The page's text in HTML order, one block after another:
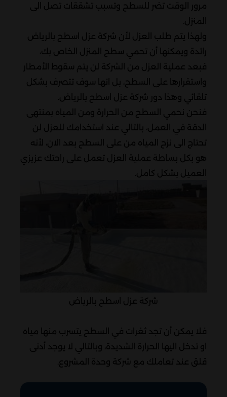
مرور الوقت تضر للسطح وتسبب تشققات تصل الى
المنزل.
ولهذا يتم طلب العزل لأن شركة عزل اسطح بالرياض
رائدة ويمكنها أن تحمي سطح المنزل الخاص بك،
فبعد عملية العزل من الشركة لن يتم سقوط الأمطار
واستقرارها على السطح، بل انها سوف تتصرف بشكل
تلقائي وهذا دور شركة عزل اسطح بالرياض.
فنحن نحمي السطح من الحرارة ومن المياه بمنتهى
الدقة في العمل، بالتالي عند استخدامك للعزل لن
تحتاج الى نزح المياه من على السطح بعد الان، لأنه
هو بكل بساطة عملية العزل تعمل على راحتك عزيزي
العميل بشكل كامل.
شركة عزل اسطح بالرياض
فلا يمكن أن تجد ثغرات في السطح يتسرب منها مياه
او تدخل اليها الحرارة الشديدة، وبالتالي لا يوجد أدنى
قلق عند تعاملك مع شركة وحدة المشروع.